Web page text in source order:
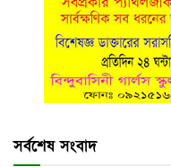
সর্বশেষ সংবাদ